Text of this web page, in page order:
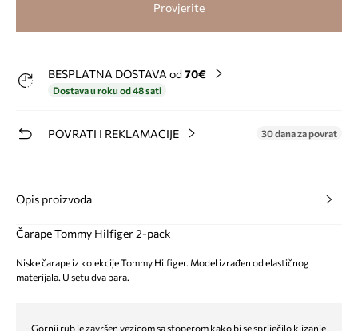
Provjerite
BESPLATNA DOSTAVA od 70€
Dostava u roku od 48 sati
POVRATI I REKLAMACIJE 30 dana za povrat
Opis proizvoda
Čarape Tommy Hilfiger 2-pack
Niske čarape iz kolekcije Tommy Hilfiger. Model izrađen od elastičnog
materijala. U setu dva para.
- Gornji rub je završen vezicom sa stoperom kako bi se spriječilo klizanje